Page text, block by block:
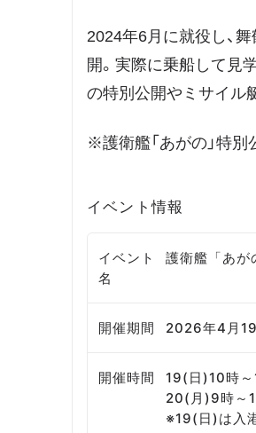
2024年6月に就役し、
開。実際に乗船して見
の特別公開やミサイル
※護衛艦「あがの」特別
イベント情報
イベント
名
護衛艦「あが
開催期間 2026年4月
開催時間
19(日)10時
20(月)9時～
※19(日)は入